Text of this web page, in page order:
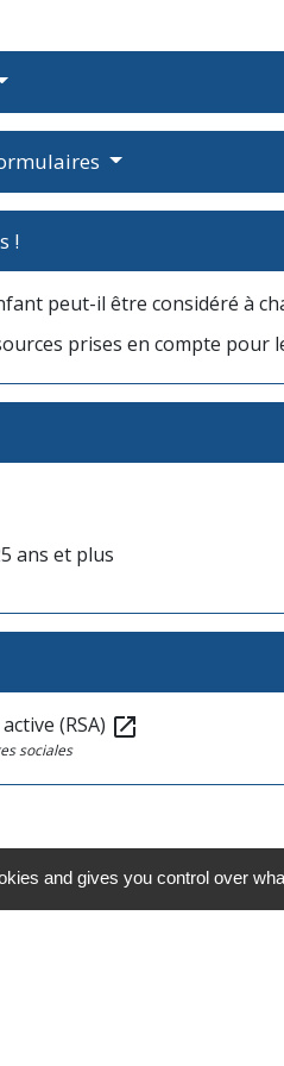
!
peut-il être considéré à
prises en compte pour
ans et plus
(RSA) open_in_new
sociales
and gives you control over